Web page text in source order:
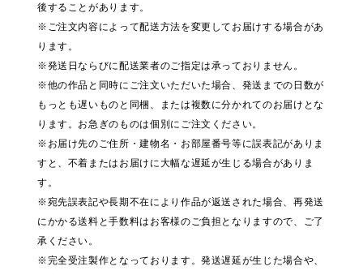
後することがあります。
※ご注文内容によって配送方法を変更してお届けする場合があ
ります。
※発送日ならびに配送業者のご指定は承っておりません。
※他の作品と同時にご注文いただいた場合、発送までの日数が
もっとも遅いものと同梱、または複数に分かれてのお届けとな
ります。お急ぎのものは個別にご注文ください。
※お届け先のご住所・建物名・お部屋番号等に誤表記がありま
すと、不着またはお届けに大幅な遅延が生じる場合がありま
す。
※宛先誤表記や長期不在により作品が返送された場合、再発送
にかかる送料と手数料はお客様のご負担となりますので、ご了
承ください。
※完全受注製作となっております。発送遅延が生じた場合や、